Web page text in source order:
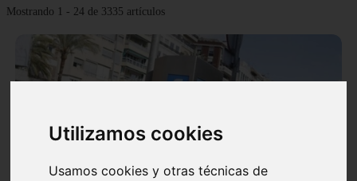
Utilizamos cookies
Usamos cookies y otras técnicas de
Mostrando 1 - 24 de 3335 artículos